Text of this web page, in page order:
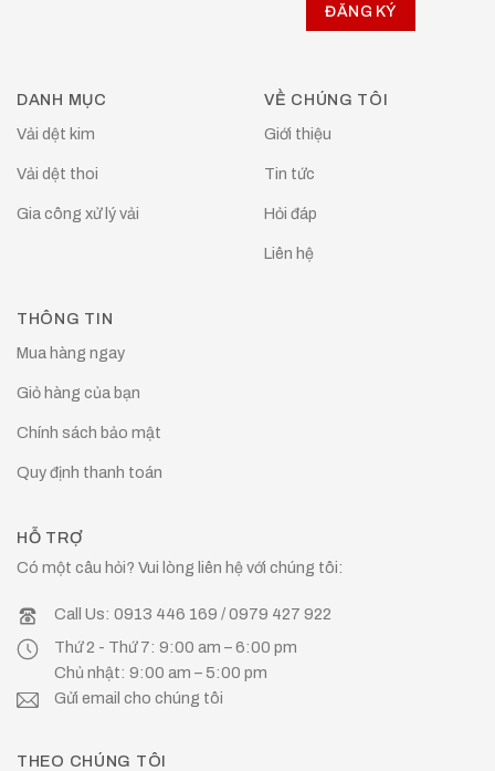
DANH MỤC
Vải dệt kim
Vải dệt thoi
Gia công xử lý vải
VỀ CHÚNG TÔI
Giới thiệu
Tin tức
Hỏi đáp
Liên hệ
THÔNG TIN
Mua hàng ngay
Giỏ hàng của bạn
Chính sách bảo mật
Quy định thanh toán
HỖ TRỢ
Có một câu hỏi? Vui lòng liên hệ với chúng tôi:
Call Us: 0913 446 169 / 0979 427 922
Thứ 2 - Thứ 7: 9:00 am – 6:00 pm
Chủ nhật: 9:00 am – 5:00 pm
Gửi email cho chúng tôi
THEO CHÚNG TÔI